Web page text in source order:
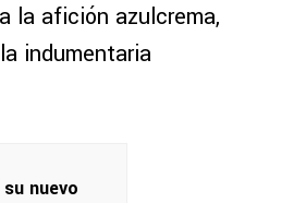
la afición azulcrema,
indumentaria
nuevo